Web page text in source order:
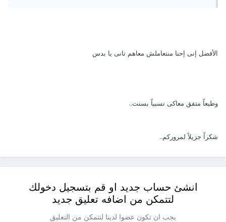
الأفضل إنى إحنا منتعاملش معاهم تانى يا بدس
وطبعاً متفق معاكى نسبياً بسنت..
شكراً جزيلاً لمروركم..
انشئ حساب جديد او قم بتسجيل دخولك
لتتمكن من اضافه تعليق جديد
يجب ان تكون عضوا لدينا لتتمكن من التعليق